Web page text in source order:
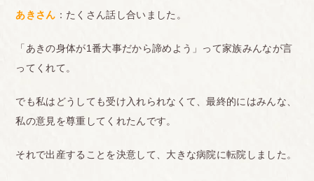
あきさん ：たくさん話し合いました。
「あきの身体が1番大事だから諦めよう」って家族みんなが言
ってくれて。
でも私はどうしても受け入れられなくて、最終的にはみんな、
私の意見を尊重してくれたんです。
それで出産することを決意して、大きな病院に転院しました。